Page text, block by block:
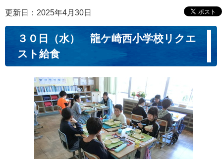
更新日：2025年4月30日
３０日（水） 龍ケ崎西小学校リクエ
スト給食